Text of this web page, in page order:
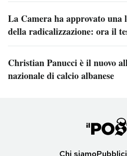
La Camera ha approvato una
della radicalizzazione: ora il
Christian Panucci è il nuovo
nazionale di calcio albanese